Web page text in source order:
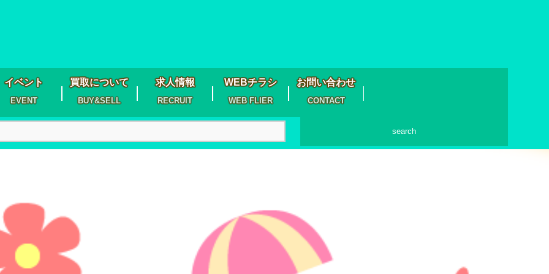
イベント
EVENT
買取について
BUY&SELL
求人情報
RECRUIT
WEBチラシ
WEB FLIER
お問い合わせ
CONTACT
search